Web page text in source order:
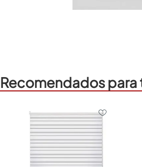
Recomendados para